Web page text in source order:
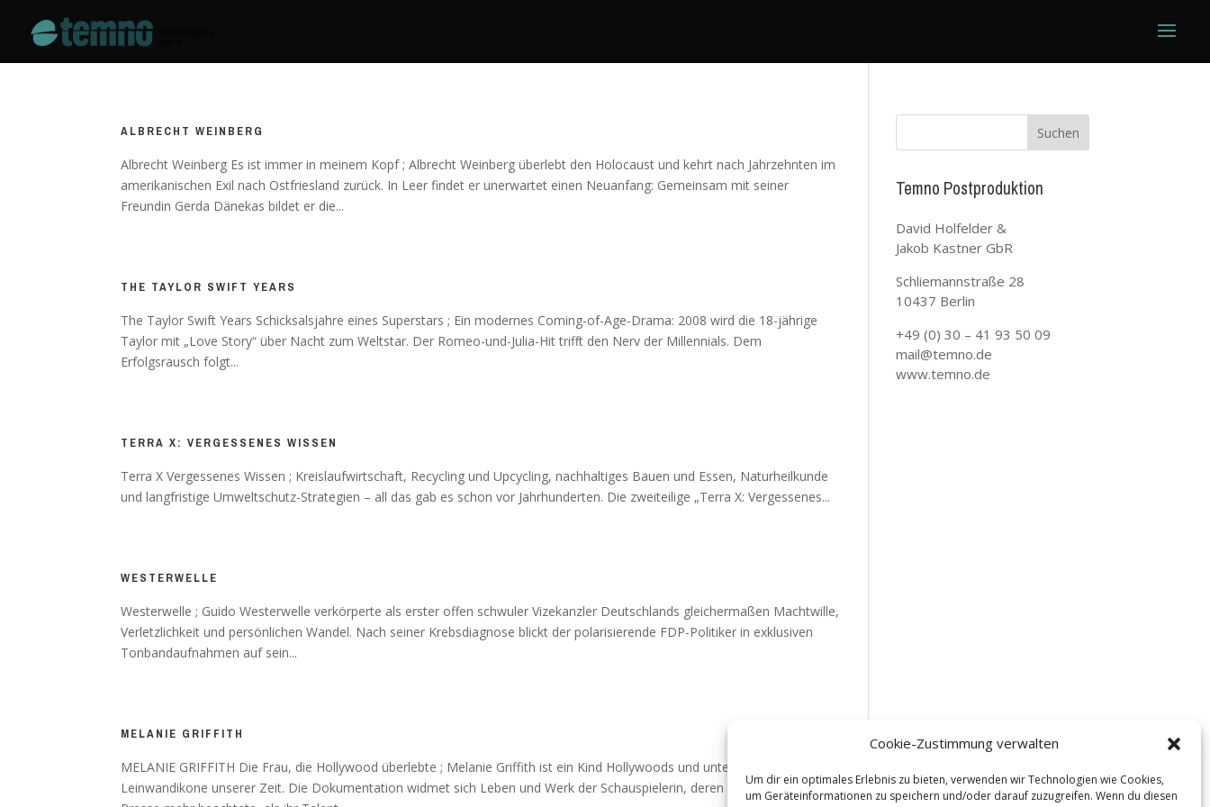
Cookie-Zustimmung verwalten
Um dir ein optimales Erlebnis zu bieten, verwenden wir Technologien wie Cookies,
um Geräteinformationen zu speichern und/oder darauf zuzugreifen. Wenn du diesen
ALBRECHT WEINBERG
Albrecht Weinberg Es ist immer in meinem Kopf ; Albrecht Weinberg überlebt den Holocaust und kehrt nach Jahrzehnten im
amerikanischen Exil nach Ostfriesland zurück. In Leer findet er unerwartet einen Neuanfang: Gemeinsam mit seiner
Freundin Gerda Dänekas bildet er die...
THE TAYLOR SWIFT YEARS
The Taylor Swift Years Schicksalsjahre eines Superstars ; Ein modernes Coming-of-Age-Drama: 2008 wird die 18-jährige
Taylor mit „Love Story“ über Nacht zum Weltstar. Der Romeo-und-Julia-Hit trifft den Nerv der Millennials. Dem
Erfolgsrausch folgt...
TERRA X: VERGESSENES WISSEN
Terra X Vergessenes Wissen ; Kreislaufwirtschaft, Recycling und Upcycling, nachhaltiges Bauen und Essen, Naturheilkunde
und langfristige Umweltschutz-Strategien – all das gab es schon vor Jahrhunderten. Die zweiteilige „Terra X: Vergessenes...
WESTERWELLE
Westerwelle ; Guido Westerwelle verkörperte als erster offen schwuler Vizekanzler Deutschlands gleichermaßen Machtwille,
Verletzlichkeit und persönlichen Wandel. Nach seiner Krebsdiagnose blickt der polarisierende FDP-Politiker in exklusiven
Tonbandaufnahmen auf sein...
MELANIE GRIFFITH
MELANIE GRIFFITH Die Frau, die Hollywood überlebte ; Melanie Griffith ist ein Kind Hollywoods und unterschätzte
Leinwandikone unserer Zeit. Die Dokumentation widmet sich Leben und Werk der Schauspielerin, deren Liebesleben die
Temno Postproduktion
David Holfelder &
Jakob Kastner GbR
Schliemannstraße 28
10437 Berlin
+49 (0) 30 – 41 93 50 09
mail@temno.de
www.temno.de